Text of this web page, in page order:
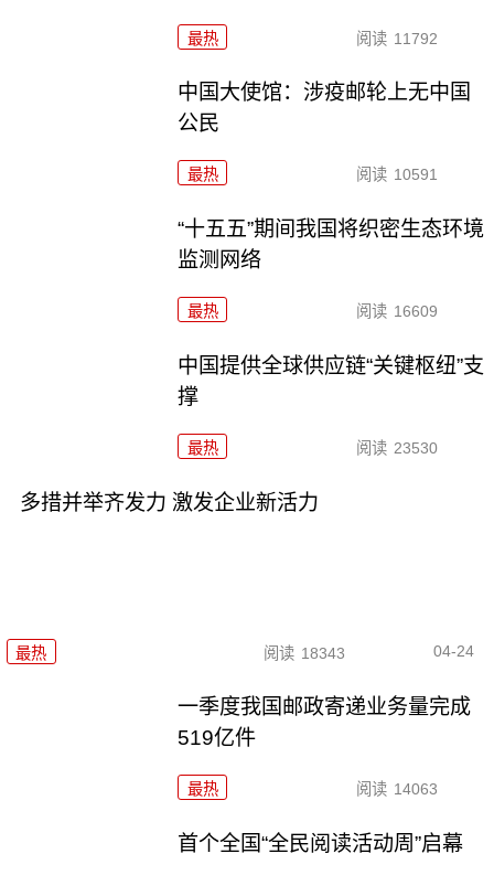
最热 阅读 11792
中国大使馆：涉疫邮轮上无中国
公民
最热 阅读 10591
“十五五”期间我国将织密生态环境
监测网络
最热 阅读 16609
中国提供全球供应链“关键枢纽”支
撑
最热 阅读 23530
多措并举齐发力 激发企业新活力
最热 阅读 18343 04-24
一季度我国邮政寄递业务量完成
519亿件
最热 阅读 14063
首个全国“全民阅读活动周”启幕